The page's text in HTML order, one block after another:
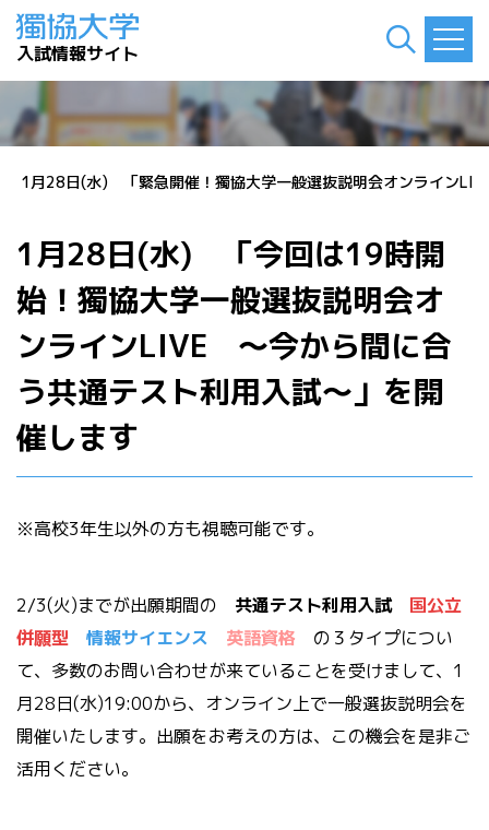
入試情報サイト
1月28日(水) 「緊急開催！獨協大学一般選抜説明会オンライン
1月28日(水) 「今回は19時開
始！獨協大学一般選抜説明会オ
ンラインLIVE ～今から間に合
う共通テスト利用入試～」を開
催します
※高校3年生以外の方も視聴可能です。
2/3(火)までが出願期間の 共通テスト利用入試 国公立
併願型
情報サイエンス 英語資格 の３タイプについ
て、多数のお問い合わせが来ていることを受けまして、1
月28日(水)19:00から、オンライン上で一般選抜説明会を
開催いたします。出願をお考えの方は、この機会を是非ご
活用ください。